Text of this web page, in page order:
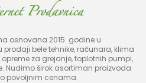
osnovana 2015. godine u
bele tehnike, računara, klima
za grejanje, toplotnih pumpi,
Nudimo širok asortiman proizvoda
povoljnim cenama.